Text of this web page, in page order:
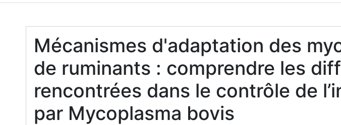
Mécanismes d'adaptation des
de ruminants : comprendre les
rencontrées dans le contrôle de
par Mycoplasma bovis